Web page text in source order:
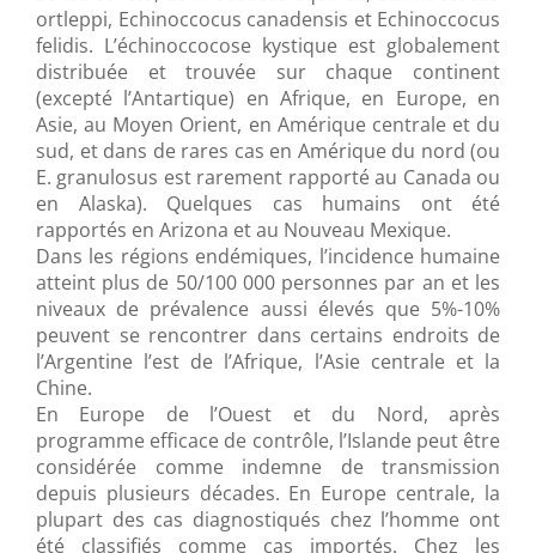
ortleppi, Echinoccocus canadensis et Echinoccocus
felidis. L’échinoccocose kystique est globalement
distribuée et trouvée sur chaque continent
(excepté l’Antartique) en Afrique, en Europe, en
Asie, au Moyen Orient, en Amérique centrale et du
sud, et dans de rares cas en Amérique du nord (ou
E. granulosus est rarement rapporté au Canada ou
en Alaska). Quelques cas humains ont été
rapportés en Arizona et au Nouveau Mexique.
Dans les régions endémiques, l’incidence humaine
atteint plus de 50/100 000 personnes par an et les
niveaux de prévalence aussi élevés que 5%-10%
peuvent se rencontrer dans certains endroits de
l’Argentine l’est de l’Afrique, l’Asie centrale et la
Chine.
En Europe de l’Ouest et du Nord, après
programme efficace de contrôle, l’Islande peut être
considérée comme indemne de transmission
depuis plusieurs décades. En Europe centrale, la
plupart des cas diagnostiqués chez l’homme ont
été classifiés comme cas importés. Chez les